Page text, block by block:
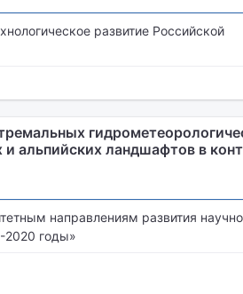
развитие Российской
альпийских ландшафтов в
направлениям развития
2020 годы»